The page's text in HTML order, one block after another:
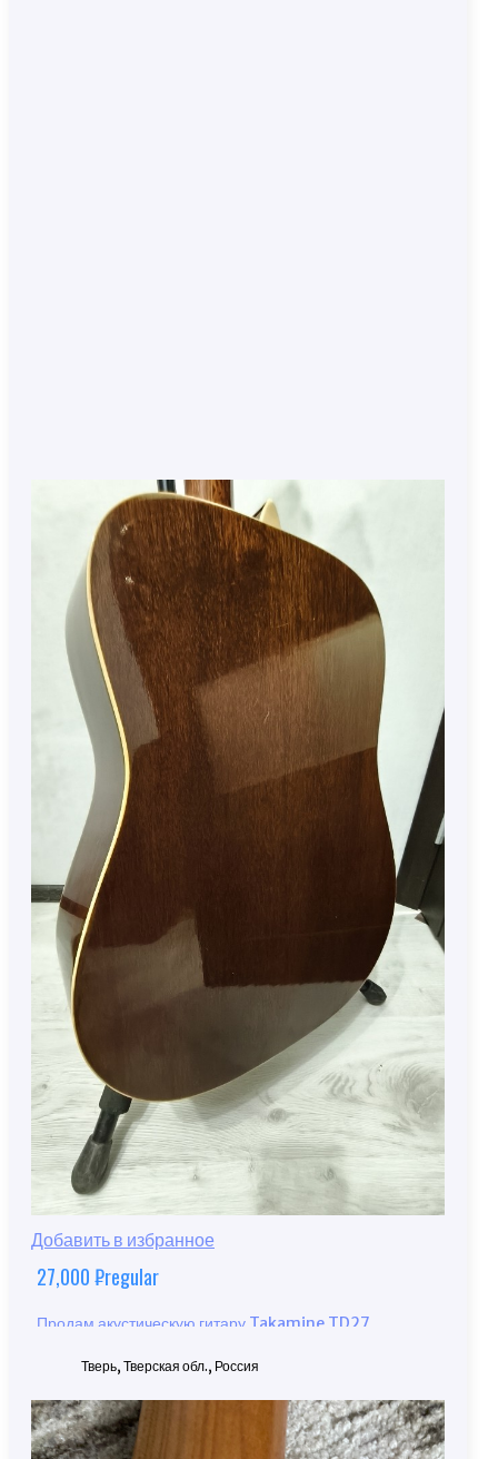
Добавить в избранное
27,000₽regular
Продам акустическую гитару Takamine TD27
Тверь, Тверская обл., Россия